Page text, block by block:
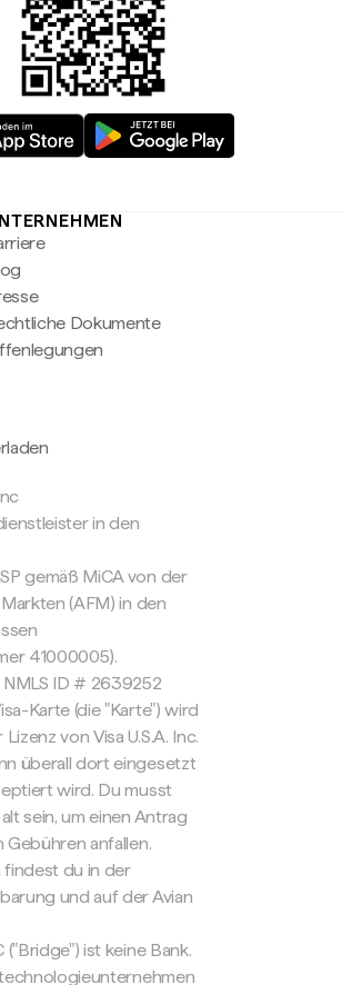
Dokumente
in den
gemäß MiCA von der
(AFM) in den
41000005).
NMLS ID # 2639252
Karte (die "Karte") wird
von Visa U.S.A. Inc.
überall dort eingesetzt
wird. Du musst
sein, um einen Antrag
Gebühren anfallen.
findest du in der
und auf der Avian
ist keine Bank.